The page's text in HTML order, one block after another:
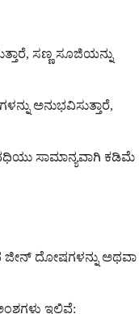
ಸಣ್ಣ ಸೂಜಿಯನ್ನು
ಅನುಭವಿಸುತ್ತಾರೆ,
ಸಾಮಾನ್ಯವಾಗಿ ಕಡಿಮೆ
ಜೀನ್ ದೋಷಗಳನ್ನು ಅಥವಾ
ಇಲ್ಲಿವೆ: